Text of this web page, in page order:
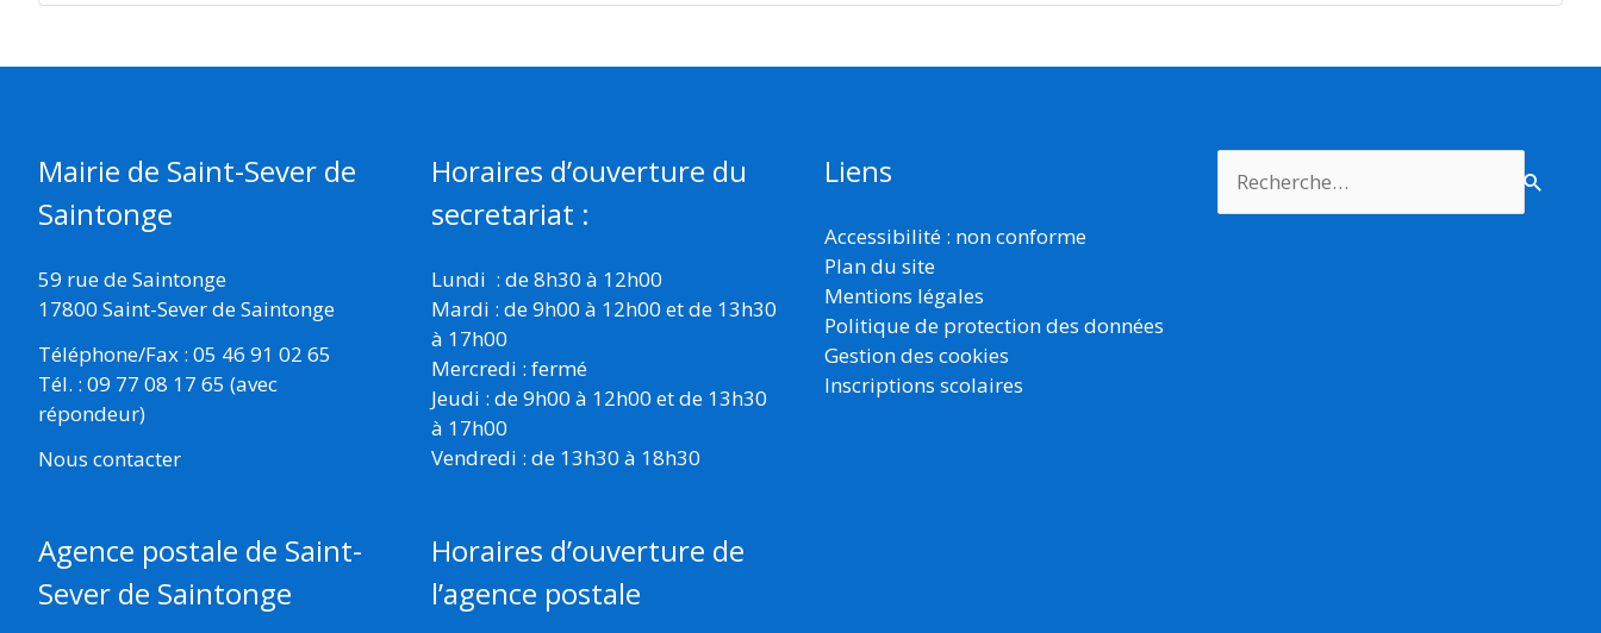
DE
Mairie de Saint-Sever de
Saintonge
59 rue de Saintonge
17800 Saint-Sever de Saintonge
Téléphone/Fax : 05 46 91 02 65
Tél. : 09 77 08 17 65 (avec
répondeur)
Nous contacter
Agence postale de Saint-
Sever de Saintonge
Horaires d’ouverture du
secretariat :
Lundi : de 8h30 à 12h00
Mardi : de 9h00 à 12h00 et de 13h30
à 17h00
Mercredi : fermé
Jeudi : de 9h00 à 12h00 et de 13h30
à 17h00
Vendredi : de 13h30 à 18h30
Horaires d’ouverture de
l’agence postale
Liens
Accessibilité : non conforme
Plan du site
Mentions légales
Politique de protection des données
Gestion des cookies
Inscriptions scolaires